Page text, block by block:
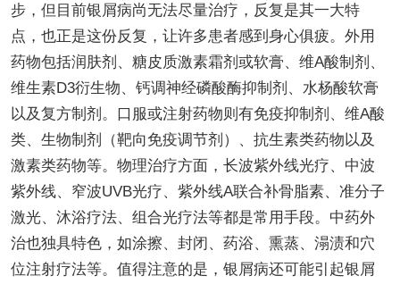
步，但目前银屑病尚无法尽量治疗，反复是其一大特
点，也正是这份反复，让许多患者感到身心俱疲。外用
药物包括润肤剂、糖皮质激素霜剂或软膏、维A酸制剂、
维生素D3衍生物、钙调神经磷酸酶抑制剂、水杨酸软膏
以及复方制剂。口服或注射药物则有免疫抑制剂、维A酸
类、生物制剂（靶向免疫调节剂）、抗生素类药物以及
激素类药物等。物理治疗方面，长波紫外线光疗、中波
紫外线、窄波UVB光疗、紫外线A联合补骨脂素、准分子
激光、沐浴疗法、组合光疗法等都是常用手段。中药外
治也独具特色，如涂擦、封闭、药浴、熏蒸、溻渍和穴
位注射疗法等。值得注意的是，银屑病还可能引起银屑